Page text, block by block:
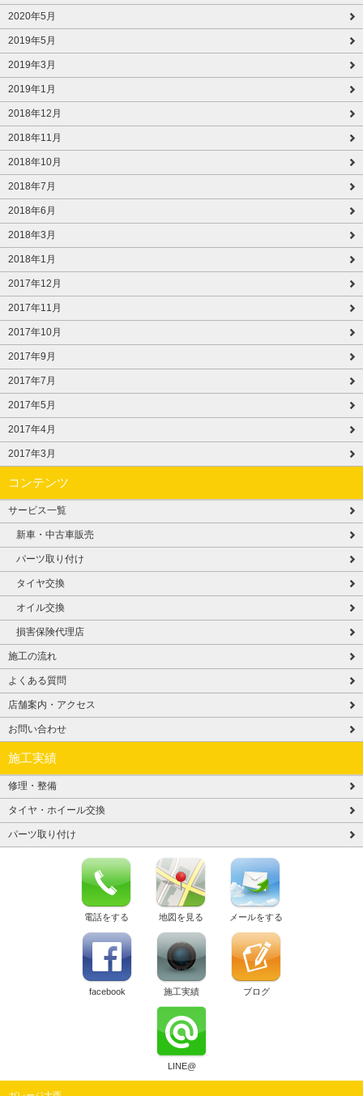
2020年5月
2019年5月
2019年3月
2019年1月
2018年12月
2018年11月
2018年10月
2018年7月
2018年6月
2018年3月
2018年1月
2017年12月
2017年11月
2017年10月
2017年9月
2017年7月
2017年5月
2017年4月
2017年3月
コンテンツ
サービス一覧
新車・中古車販売
パーツ取り付け
タイヤ交換
オイル交換
損害保険代理店
施工の流れ
よくある質問
店舗案内・アクセス
お問い合わせ
施工実績
修理・整備
タイヤ・ホイール交換
パーツ取り付け
電話をする 地図を見る メールをする
facebook 施工実績 ブログ
LINE@